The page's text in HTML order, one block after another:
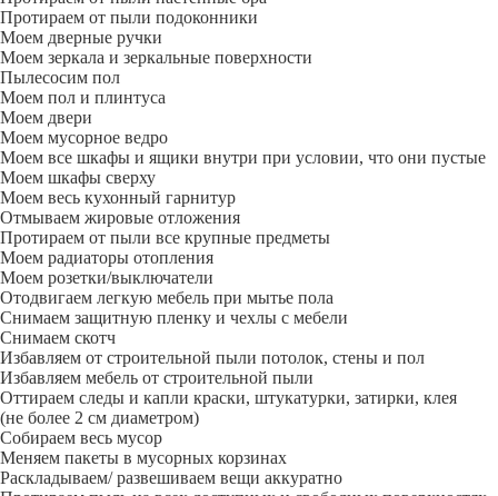
Протираем от пыли подоконники
Моем дверные ручки
Моем зеркала и зеркальные поверхности
Пылесосим пол
Моем пол и плинтуса
Моем двери
Моем мусорное ведро
Моем все шкафы и ящики внутри при условии, что они пустые
Моем шкафы сверху
Моем весь кухонный гарнитур
Отмываем жировые отложения
Протираем от пыли все крупные предметы
Моем радиаторы отопления
Моем розетки/выключатели
Отодвигаем легкую мебель при мытье пола
Снимаем защитную пленку и чехлы с мебели
Снимаем скотч
Избавляем от строительной пыли потолок, стены и пол
Избавляем мебель от строительной пыли
Оттираем следы и капли краски, штукатурки, затирки, клея
(не более 2 см диаметром)
Собираем весь мусор
Меняем пакеты в мусорных корзинах
Раскладываем/ развешиваем вещи аккуратно